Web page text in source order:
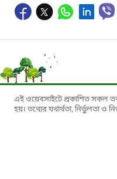
এই ওয়েবসাইটে প্রকাশিত সকল
হয়। তথ্যের যথার্থতা, নির্ভুলতা ও